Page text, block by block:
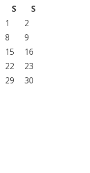
S
S
1
2
8
9
15
16
22
23
29
30